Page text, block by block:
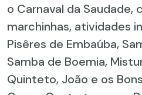
o Carnaval da Saudade,
marchinhas, atividades
Pisêres de Embaúba,
Samba de Boemia,
Quinteto, João e os